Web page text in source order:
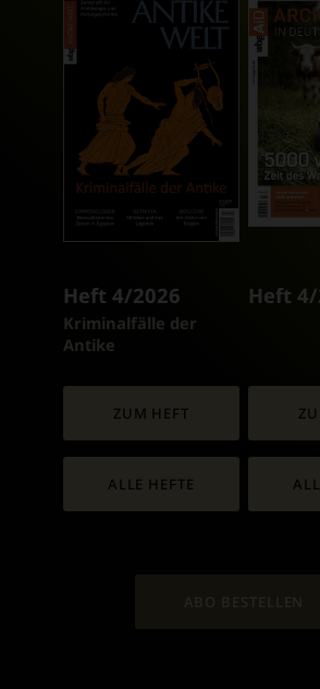
Heft 4/2026
:
Kriminalfälle der
Antike
ZUM HEFT
ALLE HEFTE
Heft
ABO BESTELLEN